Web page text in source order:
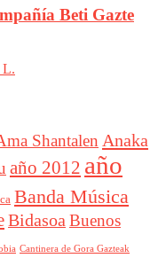
Beti Gazte
L.
Shantalen Anaka
año 2012 año
Banda Música
BidasoaBuenos
Cantinera de Gora Gazteak